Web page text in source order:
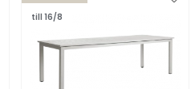
till 16/8